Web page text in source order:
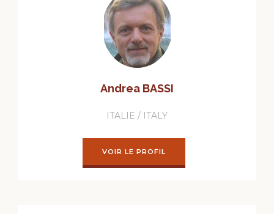
Andrea BASSI
ITALIE / ITALY
VOIR LE PROFIL